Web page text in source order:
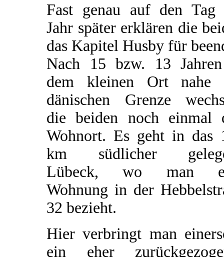
Fast genau auf den Tag
Jahr später erklären die
das Kapitel Husby für
Nach 15 bzw. 13
dem kleinen Ort nahe
dänischen Grenze
die beiden noch einmal
Wohnort. Es geht in das
km südlicher
Lübeck, wo man
Wohnung in der
32 bezieht.
Hier verbringt man
ein eher